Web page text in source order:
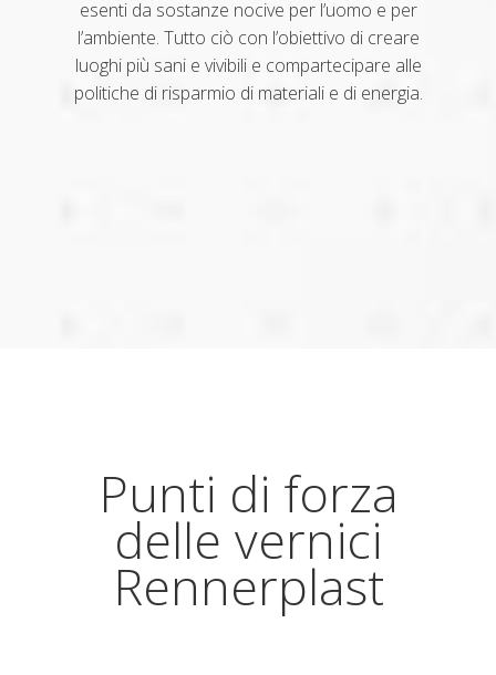
esenti da sostanze nocive per l’uomo e per
l’ambiente. Tutto ciò con l’obiettivo di creare
luoghi più sani e vivibili e compartecipare alle
politiche di risparmio di materiali e di energia.
Punti di forza
delle vernici
Rennerplast